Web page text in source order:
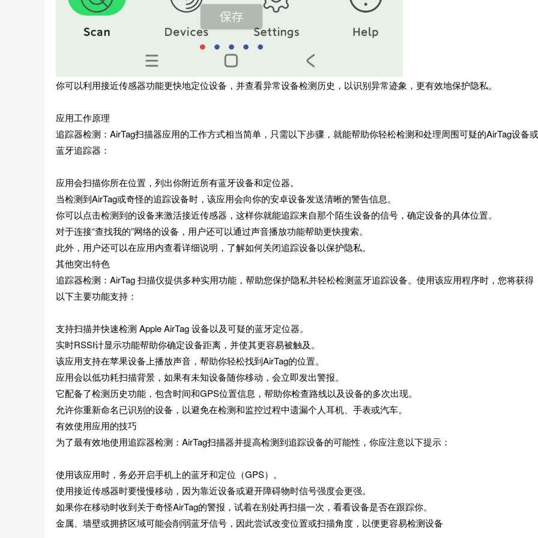
你可以利用接近传感器功能更快地定位设备，并查看异常设备检测历史，以识别异常迹象，更有效地保护隐私。
应用工作原理
追踪器检测：AirTag扫描器应用的工作方式相当简单，只需以下步骤，就能帮助你轻松检测和处理周围可疑的AirTag设备或
蓝牙追踪器：
应用会扫描你所在位置，列出你附近所有蓝牙设备和定位器。
当检测到AirTag或奇怪的追踪设备时，该应用会向你的安卓设备发送清晰的警告信息。
你可以点击检测到的设备来激活接近传感器，这样你就能追踪来自那个陌生设备的信号，确定设备的具体位置。
对于连接“查找我的”网络的设备，用户还可以通过声音播放功能帮助更快搜索。
此外，用户还可以在应用内查看详细说明，了解如何关闭追踪设备以保护隐私。
其他突出特色
追踪器检测：AirTag 扫描仪提供多种实用功能，帮助您保护隐私并轻松检测蓝牙追踪设备。使用该应用程序时，您将获得
以下主要功能支持：
支持扫描并快速检测 Apple AirTag 设备以及可疑的蓝牙定位器。
实时RSSI计显示功能帮助你确定设备距离，并使其更容易被触及。
该应用支持在苹果设备上播放声音，帮助你轻松找到AirTag的位置。
应用会以低功耗扫描背景，如果有未知设备随你移动，会立即发出警报。
它配备了检测历史功能，包含时间和GPS位置信息，帮助你检查路线以及设备的多次出现。
允许你重新命名已识别的设备，以避免在检测和监控过程中遗漏个人耳机、手表或汽车。
有效使用应用的技巧
为了最有效地使用追踪器检测：AirTag扫描器并提高检测到追踪设备的可能性，你应注意以下提示：
使用该应用时，务必开启手机上的蓝牙和定位（GPS）。
使用接近传感器时要慢慢移动，因为靠近设备或避开障碍物时信号强度会更强。
如果你在移动时收到关于奇怪AirTag的警报，试着在别处再扫描一次，看看设备是否在跟踪你。
金属、墙壁或拥挤区域可能会削弱蓝牙信号，因此尝试改变位置或扫描角度，以便更容易检测设备